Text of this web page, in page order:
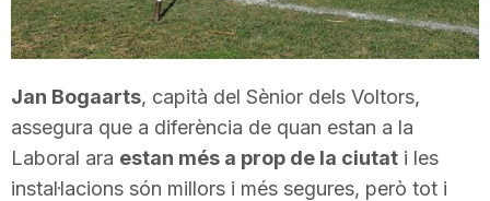
a
r
r
Jan Bogaarts, capità del Sènior dels Voltors,
assegura que a diferència de quan estan a la
Laboral ara estan més a prop de la ciutat i les
instal·lacions són millors i més segures, però tot i